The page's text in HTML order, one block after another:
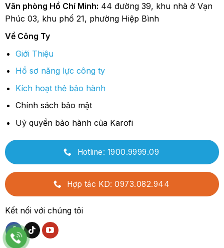
Văn phòng Hồ Chí Minh: 44 đường 39, khu nhà ở Vạn
Phúc 03, khu phố 21, phường Hiệp Bình
Về Công Ty
Giới Thiệu
Hồ sơ năng lực công ty
Kích hoạt thẻ bảo hành
Chính sách bảo mật
Uỷ quyền bảo hành của Karofi
Hotline: 1900.9999.09
Hợp tác KD: 0973.082.944
Kết nối với chúng tôi